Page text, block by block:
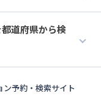
道府県から検
予約・検索サイト